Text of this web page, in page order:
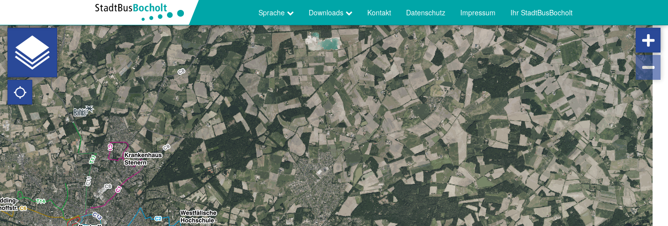
Sprache Downloads Kontakt Datenschutz Impressum Ihr StadtBusBocholt